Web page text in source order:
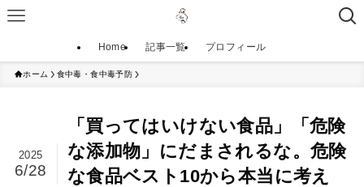
Home 記事一覧 プロフィール
ホーム 食中毒・食中毒予防
「買ってはいけない食品」「危険
な添加物」にだまされるな。危険
な食品ベスト10から本当に考え
2025
6/28